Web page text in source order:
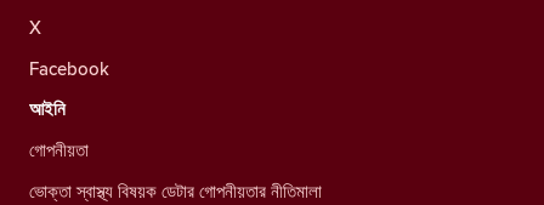
X
Facebook
আইনি
গোপনীয়তা
ভোক্তা স্বাস্থ্য বিষয়ক ডেটার গোপনীয়তার নীতিমালা